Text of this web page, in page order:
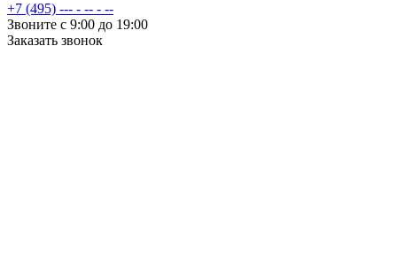
+7 (495) --- - -- - --
Звоните с 9:00 до 19:00
Заказать звонок